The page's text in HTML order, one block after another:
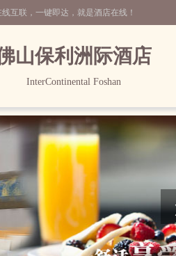
互联，一键即达，就是酒店在线！
山保利洲际酒店
InterContinental Foshan